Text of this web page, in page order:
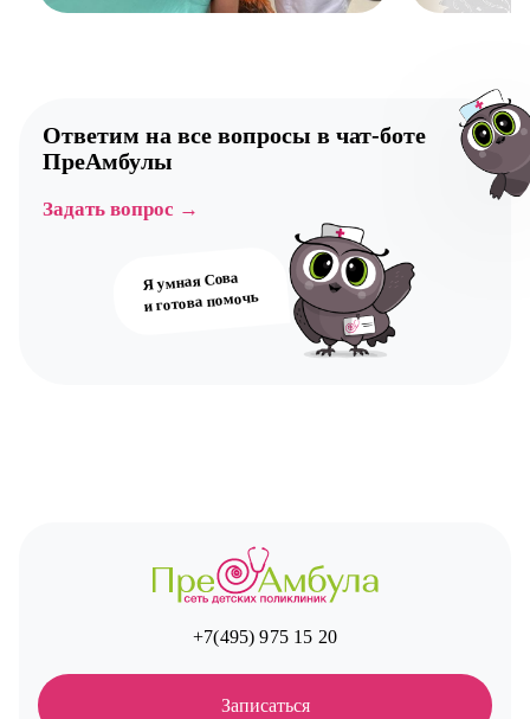
Ответим на все вопросы в чат-боте
ПреАмбулы
Задать вопрос →
Я умная Сова
и готова помочь
+7(495) 975 15 20
Записаться